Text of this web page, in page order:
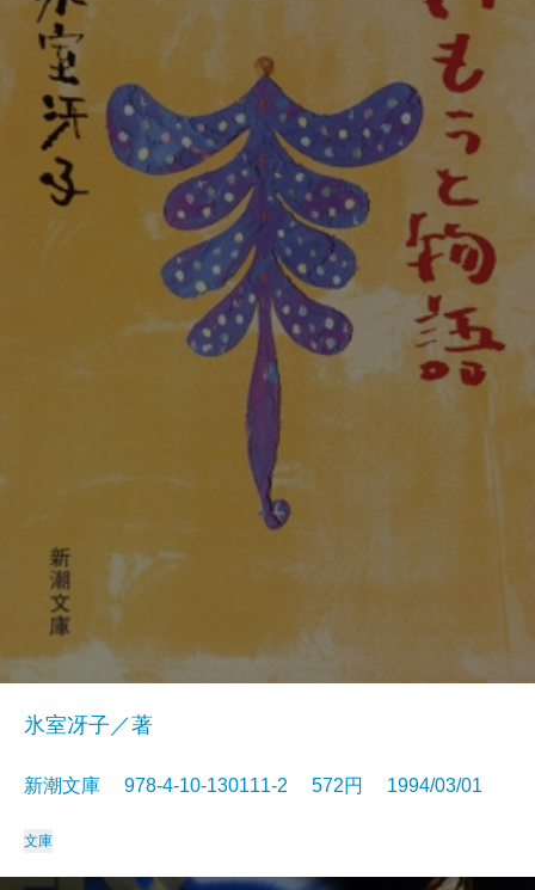
氷室冴子／著
新潮文庫 978-4-10-130111-2 572円 1994/03/01
文庫